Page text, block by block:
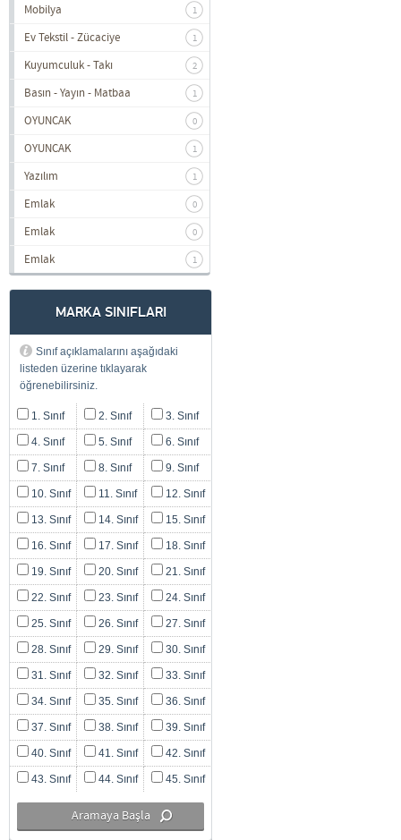
Mobilya 1
Ev Tekstil - Zücaciye 1
Kuyumculuk - Takı 2
Basın - Yayın - Matbaa 1
OYUNCAK 0
OYUNCAK 1
Yazılım 1
Emlak 0
Emlak 0
Emlak 1
MARKA SINIFLARI
Sınıf açıklamalarını aşağıdaki
listeden üzerine tıklayarak
öğrenebilirsiniz.
1. Sınıf 2. Sınıf 3. Sınıf
4. Sınıf 5. Sınıf 6. Sınıf
7. Sınıf 8. Sınıf 9. Sınıf
10. Sınıf 11. Sınıf 12. Sınıf
13. Sınıf 14. Sınıf 15. Sınıf
16. Sınıf 17. Sınıf 18. Sınıf
19. Sınıf 20. Sınıf 21. Sınıf
22. Sınıf 23. Sınıf 24. Sınıf
25. Sınıf 26. Sınıf 27. Sınıf
28. Sınıf 29. Sınıf 30. Sınıf
31. Sınıf 32. Sınıf 33. Sınıf
34. Sınıf 35. Sınıf 36. Sınıf
37. Sınıf 38. Sınıf 39. Sınıf
40. Sınıf 41. Sınıf 42. Sınıf
43. Sınıf 44. Sınıf 45. Sınıf